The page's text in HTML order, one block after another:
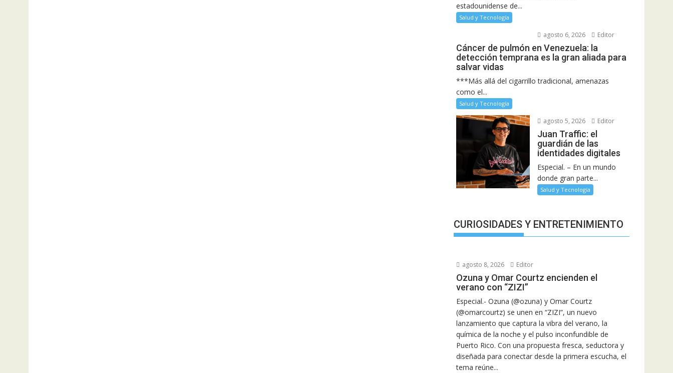
estadounidense de...
Salud y Tecnología
agosto 6, 2026 Editor
Cáncer de pulmón en Venezuela: la
detección temprana es la gran aliada para
salvar vidas
***Más allá del cigarrillo tradicional, amenazas
como el...
Salud y Tecnología
agosto 5, 2026 Editor
Juan Traffic: el
guardián de las
identidades digitales
Especial. – En un mundo
donde gran parte...
Salud y Tecnología
CURIOSIDADES Y ENTRETENIMIENTO
agosto 8, 2026 Editor
Ozuna y Omar Courtz encienden el
verano con “ZIZI”
Especial.- Ozuna (@ozuna) y Omar Courtz
(@omarcourtz) se unen en “ZIZI”, un nuevo
lanzamiento que captura la vibra del verano, la
química de la noche y el pulso inconfundible de
Puerto Rico. Con una propuesta fresca, seductora y
diseñada para conectar desde la primera escucha, el
tema reúne...